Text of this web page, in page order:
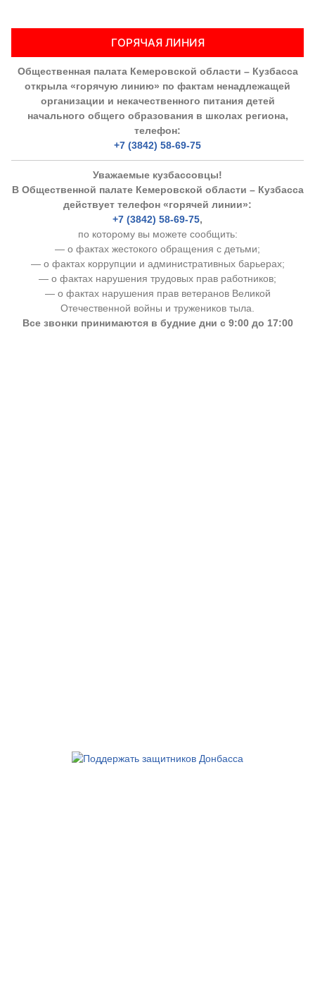
ГОРЯЧАЯ ЛИНИЯ
Общественная палата Кемеровской области – Кузбасса
открыла «горячую линию» по фактам ненадлежащей
организации и некачественного питания детей
начального общего образования в школах региона,
телефон:
+7 (3842) 58-69-75
Уважаемые кузбассовцы!
В Общественной палате Кемеровской области – Кузбасса
действует телефон «горячей линии»:
+7 (3842) 58-69-75,
по которому вы можете сообщить:
— о фактах жестокого обращения с детьми;
— о фактах коррупции и административных барьерах;
— о фактах нарушения трудовых прав работников;
— о фактах нарушения прав ветеранов Великой
Отечественной войны и тружеников тыла.
Все звонки принимаются в будние дни с 9:00 до 17:00